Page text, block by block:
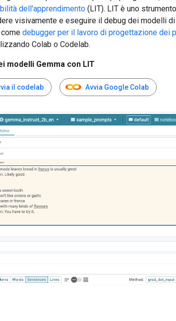
dell'apprendimento (LIT). LIT è uno
visivamente e eseguire il debug dei modelli
debugger per il lavoro di progettazione dei
Colab o Codelab.
modelli Gemma con LIT
il codelab Avvia Google Colab